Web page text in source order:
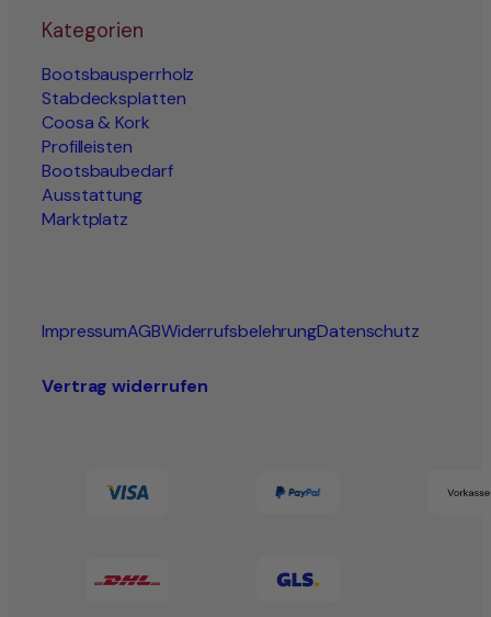
Kategorien
Bootsbausperrholz
Stabdecksplatten
Coosa & Kork
Profilleisten
Bootsbaubedarf
Ausstattung
Marktplatz
ImpressumAGBWiderrufsbelehrungDatenschutz
Vertrag widerrufen